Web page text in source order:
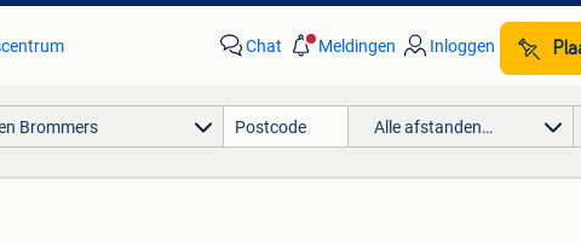
Chat Meldingen Inloggen
Brommers Alle afstanden…